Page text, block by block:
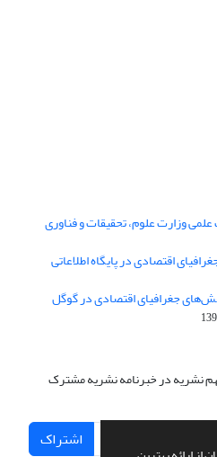
وزارت علوم، تحقیقات و فناوری
اقتصادی در پایگاه اطلاعاتی
جغرافیای اقتصادی در گوگل
نشریه در خبرنامه نشریه مشترک
اشتراک